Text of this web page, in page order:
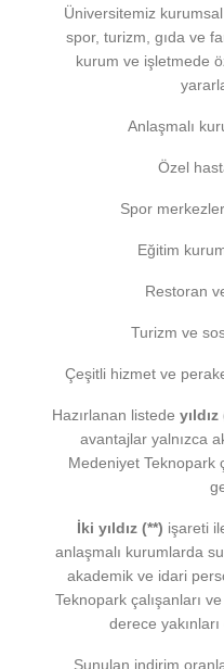
Üniversitemiz
spor, turizm, gıda ve
kurum ve işletmede
Anlaşmalı
Özel
Spor
Eğitim
Restoran
Turizm ve
Çeşitli hizmet ve
Hazırlanan listede yıldız
avantajlar yalnızca
Medeniyet Teknopark
İki yıldız (**) işareti
anlaşmalı kurumlarda
akademik ve idari
Teknopark çalışanları
derece
Sunulan indirim